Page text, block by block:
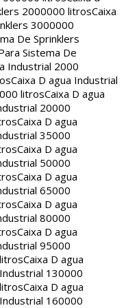
2000000 litrosCaixa
3000000
De Sprinklers
Sistema De
Industrial 2000
Caixa D agua Industrial
litrosCaixa D agua
20000
Caixa D agua
35000
Caixa D agua
50000
Caixa D agua
65000
Caixa D agua
80000
Caixa D agua
95000
Caixa D agua
130000
Caixa D agua
160000